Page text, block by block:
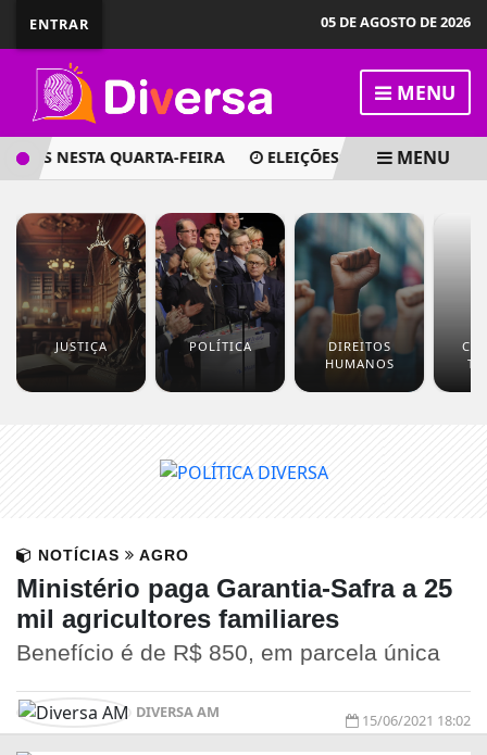
ENTRAR 05 DE AGOSTO DE 2026
MENU
NESTA QUARTA-FEIRA ELEIÇÕES: LULA PROMETE
MENU
JUSTIÇA POLÍTICA
DIREITOS
HUMANOS
NOTÍCIAS AGRO
Ministério paga Garantia-Safra a 25
mil agricultores familiares
Benefício é de R$ 850, em parcela única
DIVERSA AM 15/06/2021 18:02